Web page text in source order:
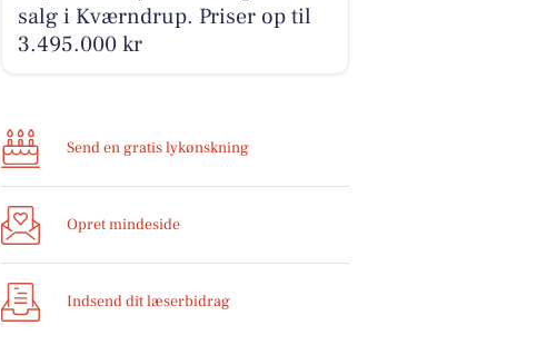
salg i Kværndrup. Priser op til
3.495.000 kr
Send en gratis lykønskning
Opret mindeside
Indsend dit læserbidrag